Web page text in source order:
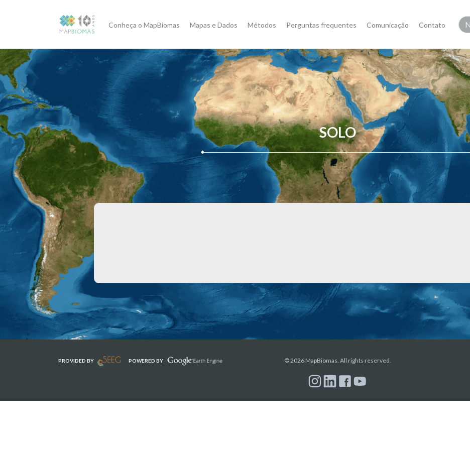
Conheça o MapBiomas Mapas e Dados Métodos Perguntas frequentes Comunicação Contato
SOLO
PROVIDED BY POWERED BY © 2026 MapBiomas. All rights reserved.